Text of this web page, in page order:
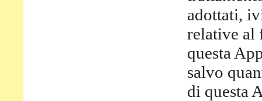
adottati,
relative al
questa
salvo
di questa